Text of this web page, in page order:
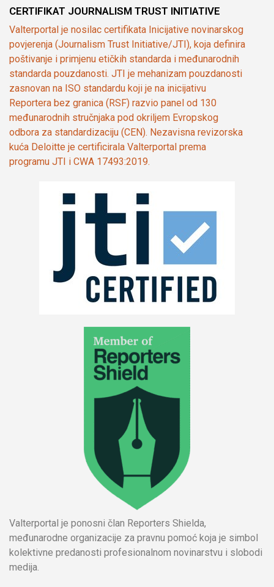
CERTIFIKAT JOURNALISM TRUST INITIATIVE
Valterportal je nosilac certifikata Inicijative novinarskog
povjerenja (Journalism Trust Initiative/JTI), koja definira
poštivanje i primjenu etičkih standarda i međunarodnih
standarda pouzdanosti. JTI je mehanizam pouzdanosti
zasnovan na ISO standardu koji je na inicijativu
Reportera bez granica (RSF) razvio panel od 130
međunarodnih stručnjaka pod okriljem Evropskog
odbora za standardizaciju (CEN). Nezavisna revizorska
kuća Deloitte je certificirala Valterportal prema
programu JTI i CWA 17493:2019.
Valterportal je ponosni član Reporters Shielda,
međunarodne organizacije za pravnu pomoć koja je simbol
kolektivne predanosti profesionalnom novinarstvu i slobodi
medija.